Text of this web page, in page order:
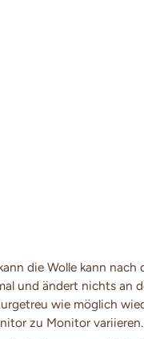
die Wolle kann nach
und ändert nichts an
wie möglich
zu Monitor variieren.